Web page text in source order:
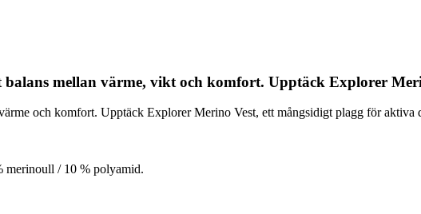
mellan värme, vikt och komfort. Upptäck Explorer
och komfort. Upptäck Explorer Merino Vest, ett mångsidigt plagg för aktiva
merinoull / 10 % polyamid.